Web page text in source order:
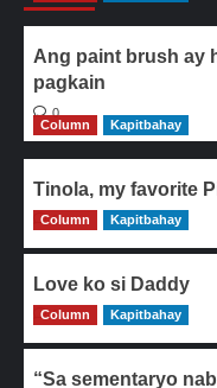
Ang paint brush ay
pagkain
0
Column
Kapitbahay
Tinola, my favorite
0
Column Kapitbahay
Love ko si Daddy
0
Column Kapitbahay
“Sa sementaryo